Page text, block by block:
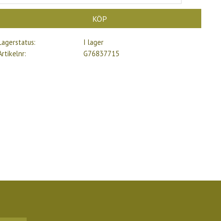
KÖP
I lager
G76837715